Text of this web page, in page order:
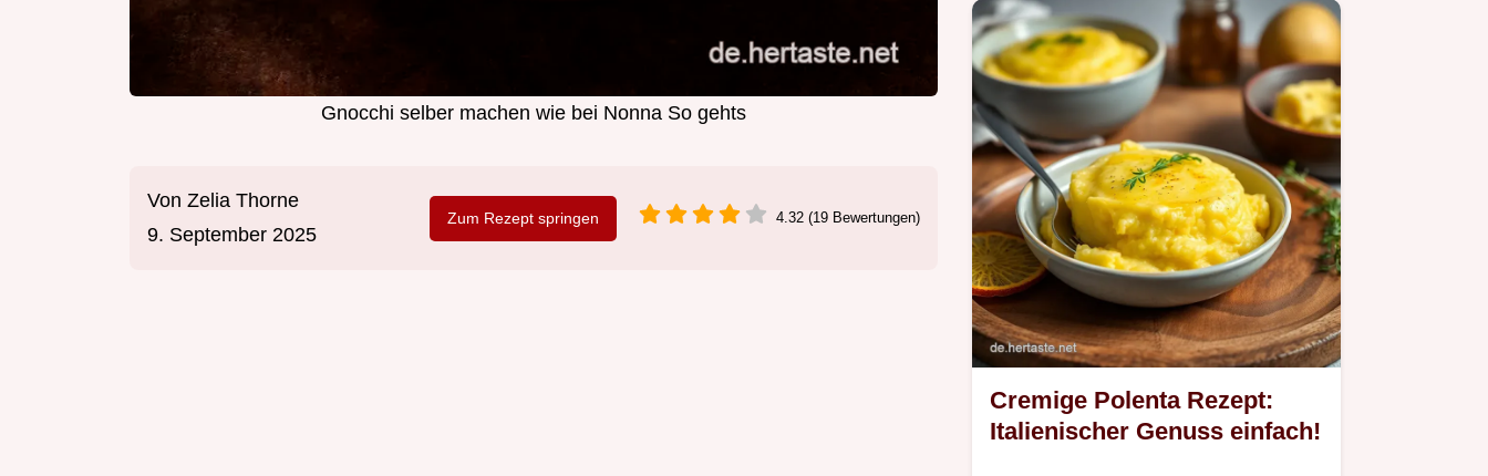
Gnocchi selber machen wie bei Nonna So gehts
Von Zelia Thorne
9. September 2025
Zum Rezept springen 4.32 (19 Bewertungen)
Cremige Polenta Rezept:
Italienischer Genuss einfach!